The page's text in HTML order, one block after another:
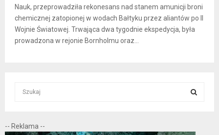
Nauk, przeprowadziła rekonesans nad stanem amunicji broni
chemicznej zatopionej w wodach Bałtyku przez aliantów po II
Wojnie Światowej. Trwająca dwa tygodnie ekspedycja, była
prowadzona w rejonie Bornholmu oraz...
c
E
-- Reklama --